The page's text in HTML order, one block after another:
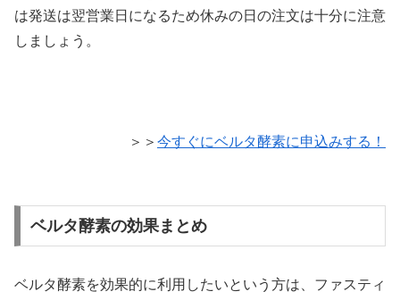
は発送は翌営業日になるため休みの日の注文は十分に注意
しましょう。
＞＞ 今すぐにベルタ酵素に申込みする！
ベルタ酵素の効果まとめ
ベルタ酵素を効果的に利用したいという方は、ファスティ